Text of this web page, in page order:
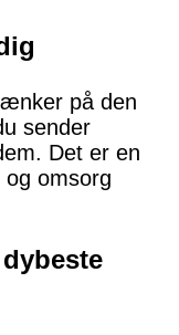
på den
sender
Det er en
omsorg